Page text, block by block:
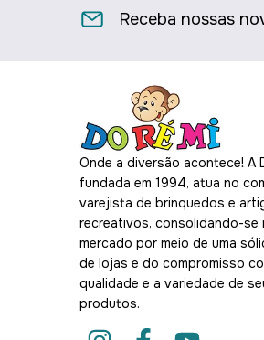
Receba nossas
Onde a diversão acontece! A
fundada em 1994, atua no
varejista de brinquedos e
recreativos, consolidando-se
mercado por meio de uma
de lojas e do compromisso
qualidade e a variedade de
produtos.